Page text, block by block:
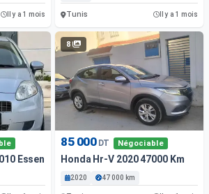
Il y a 1 mois Tunis Il y a 1 mois
Essence 211 000 Km
8
85 000 DT Négociable
Honda Hr-V 2020 47000 Km
2020 47 000 km